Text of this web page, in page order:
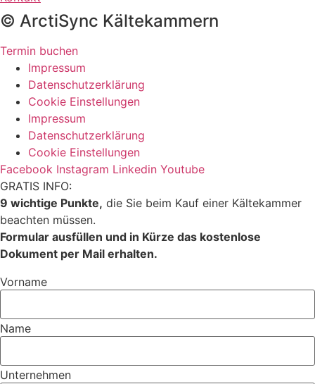
© ArctiSync Kältekammern
Termin buchen
Impressum
Datenschutzerklärung
Cookie Einstellungen
Impressum
Datenschutzerklärung
Cookie Einstellungen
Facebook Instagram Linkedin Youtube
GRATIS INFO:
9 wichtige Punkte, die Sie beim Kauf einer Kältekammer
beachten müssen.
Formular ausfüllen und in Kürze das kostenlose
Dokument per Mail erhalten.
Vorname
Name
Unternehmen